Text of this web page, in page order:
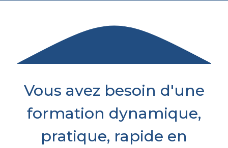
Vous avez besoin d'une
formation dynamique,
pratique, rapide en